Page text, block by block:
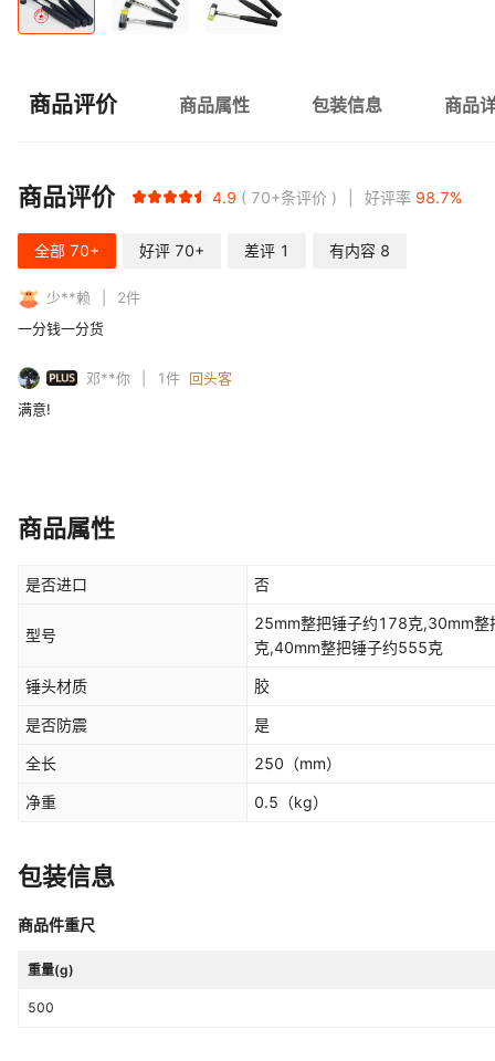
商品评价 商品属性 包装信息 商品
商品评价 4.9 70+条评价 好评率 98.7%
全部 70+ 好评 70+ 差评 1 有内容 8
少**赖 2件
一分钱一分货
PLUS 邓**你 1件 回头客
满意!
商品属性
是否进口 否
型号
25mm整把锤子约178克,30mm
克,40mm整把锤子约555克
锤头材质 胶
是否防震 是
全长 250 （mm）
净重 0.5 （kg）
包装信息
商品件重尺
重量(g)
500